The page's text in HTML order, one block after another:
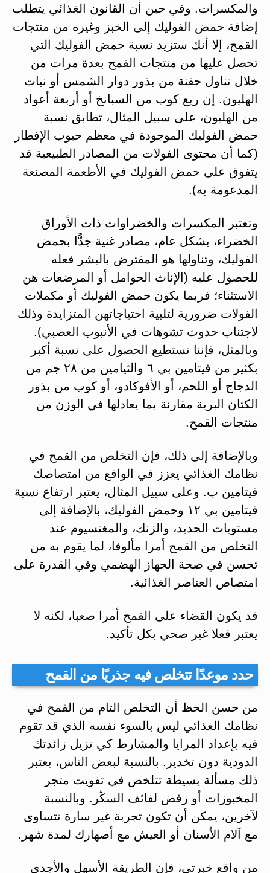
والمكسرات. وفي حين أن القانون الغذائي يتطلب
إضافة حمض الفوليك إلى الخبز وغيره من منتجات
القمح، إلا أنك ستزيد نسبة حمض الفوليك التي
تحصل عليها من منتجات القمح بعدة مرات من
خلال تناول حفنة من بذور دوار الشمس أو نبات
الهليون. إن ربع كوب من السبانخ أو أربعة أعواد
من الهليون، على سبيل المثال، تطابق نسبة
حمض الفوليك الموجودة في معظم حبوب الإفطار
(كما أن محتوى الفولات من المصادر الطبيعية قد
يتفوق على حمض الفوليك في الأطعمة المصنعة
المدعومة به).
وتعتبر المكسرات والخضراوات ذات الأوراق
الخضراء، بشكل عام، مصادر غنية جدًّا بحمض
الفوليك، وتناولها هو المفترض بالبشر فعله
للحصول عليه (الإناث الحوامل أو المرضعات هن
الاستثناء؛ فربما يكون حمض الفوليك أو مكملات
الفولات ضرورية لتلبية احتياجاتهن المتزايدة وذلك
لاجتناب حدوث تشوهات في الأنبوب العصبي).
وبالمثل، فإننا نستطيع الحصول على نسبة أكبر
بكثير من فيتامين بي ٦ والثيامين من ٢٨ جم من
الدجاج أو اللحم، أو الأفوكادو، أو كوب من بذور
الكتان البرية مقارنة بما يعادلها في الوزن من
منتجات القمح.
وبالإضافة إلى ذلك، فإن التخلص من القمح في
نظامك الغذائي يعزز في الواقع من امتصاصك
فيتامين ب. وعلى سبيل المثال، يعتبر ارتفاع نسبة
فيتامين بي ١٢ وحمض الفوليك، بالإضافة إلى
مستويات الحديد، والزنك، والمغنسيوم عند
التخلص من القمح أمرا مألوفا، لما يقوم به من
تحسن في صحة الجهاز الهضمي وفي القدرة على
امتصاص العناصر الغذائية.
قد يكون القضاء على القمح أمرا صعبا، لكنه لا
يعتبر فعلا غير صحي بكل تأكيد.
حدد موعدًا تتخلص فيه جذريًا من القمح
من حسن الحظ أن التخلص التام من القمح في
نظامك الغذائي ليس بالسوء نفسه الذي قد تقوم
فيه بإعداد المرايا والمشارط كي تزيل زائدتك
الدودية دون تخدير. بالنسبة لبعض الناس، يعتبر
ذلك مسألة بسيطة تتلخص في تفويت متجر
المخبوزات أو رفض لفائف السكّر. وبالنسبة
لآخرين، يمكن أن تكون تجربة غير سارة تتساوى
مع آلام الأسنان أو العيش مع أصهارك لمدة شهر.
من واقع خبرتي، فإن الطريقة الأسهل والأجدى